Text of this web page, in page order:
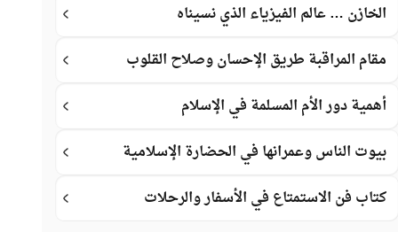
الخازن … عالم الفيزياء الذي نسيناه
مقام المراقبة طريق الإحسان وصلاح القلوب
أهمية دور الأم المسلمة في الإسلام
بيوت الناس وعمرانها في الحضارة الإسلامية
كتاب فن الاستمتاع في الأسفار والرحلات